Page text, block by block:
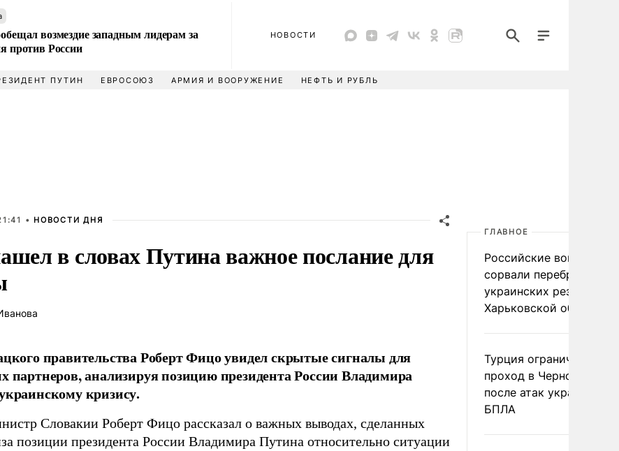
возмездие западным лидерам за
против России
НОВОСТИ
ПУТИН ЕВРОСОЮЗ АРМИЯ И ВООРУЖЕНИЕ НЕФТЬ И РУБЛЬ
• НОВОСТИ ДНЯ
в словах Путина важное послание для
правительства Роберт Фицо увидел скрытые сигналы для
партнеров, анализируя позицию президента России Владимира
кризису.
Словакии Роберт Фицо рассказал о важных выводах, сделанных
позиции президента России Владимира Путина относительно ситуации
ГЛАВНОЕ
Российские войска
сорвали переброску
украинских резервов в
Харьковской области
Турция ограничила
проход в Черное море
после атак украинских
БПЛА